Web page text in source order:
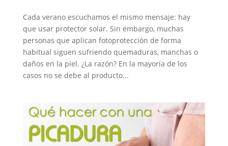
Cada verano escuchamos el mismo mensaje: hay
que usar protector solar. Sin embargo, muchas
personas que aplican fotoprotección de forma
habitual siguen sufriendo quemaduras, manchas o
daños en la piel. ¿La razón? En la mayoría de los
casos no se debe al producto...